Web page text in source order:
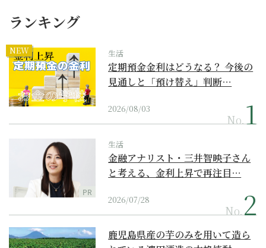
ランキング
NEW 生活
定期預金金利はどうなる？ 今後の
見通しと「預け替え」判断…
2026/08/03
No.
PR
生活
金融アナリスト・三井智映子さん
と考える、金利上昇で再注目…
2026/07/28
No.
鹿児島県産の芋のみを用いて造ら